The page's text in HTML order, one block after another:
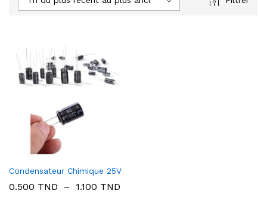
Condensateur Chimique 25V
0.500 TND – 1.100 TND